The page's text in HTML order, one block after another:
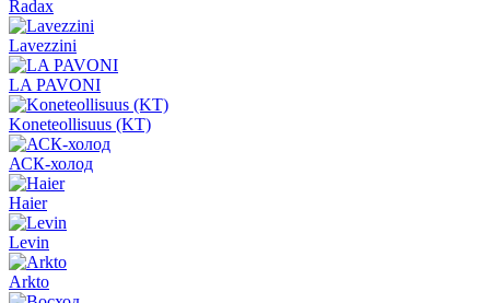
Radax
Lavezzini
LA PAVONI
Koneteollisuus (KT)
АСК-холод
Haier
Levin
Arkto